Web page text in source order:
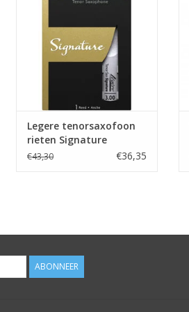
Legere tenorsaxofoon
rieten Signature
€43,30 €36,35
ABONNEER